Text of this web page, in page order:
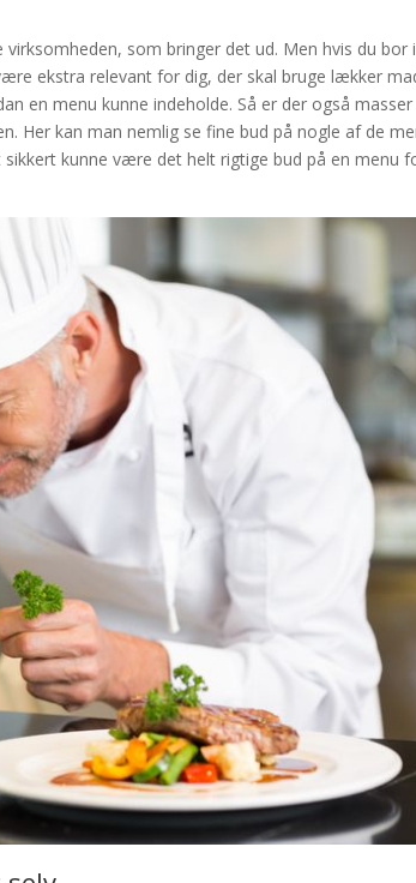
som bringer det ud. Men hvis du bor
ekstra relevant for dig, der skal bruge lækker
en menu kunne indeholde. Så er der også
Her kan man nemlig se fine bud på nogle af de
kunne være det helt rigtige bud på en menu